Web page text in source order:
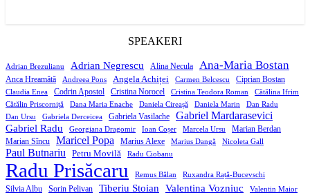
SPEAKERI
Adrian Brezulianu Adrian Negrescu Alina Necula Ana-Maria Bostan
Anca Hreamătă Andreea Pons Angela Achiței Carmen Belcescu Ciprian Bostan
Claudia Enea Codrin Apostol Cristina Norocel Cristina Teodora Roman
Cătălina Ifrim
Cătălin Priscorniță
Dana Maria Enache Daniela Cireașă Daniela Marin
Dan Radu
Dan Ursu
Gabriela Derceicea Gabriela Vasilache Gabriel Mardarasevici
Gabriel Radu Georgiana Dragomir Ioan Coșer Marcela Ursu
Marian Berdan
Marian Sîncu
Maricel Popa Marius Alexe Marius Dangă Nicoleta Gall
Paul Butnariu Petru Movilă Radu Ciobanu
Radu Prisăcaru Remus Bălan Ruxandra Rață-Bucevschi
Silvia Albu Sorin Pelivan Tiberiu Stoian Valentina Vozniuc Valentin Maior